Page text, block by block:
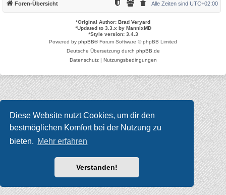
Diese Website nutzt Cookies, um dir den
bestmöglichen Komfort bei der Nutzung zu
bieten. Mehr erfahren
Verstanden!
Foren-Übersicht Alle Zeiten sind UTC+02:00
*Original Author: Brad Veryard
*Updated to 3.3.x by MannixMD
*Style version: 3.4.3
Powered by phpBB® Forum Software © phpBB Limited
Deutsche Übersetzung durch phpBB.de
Datenschutz| Nutzungsbedingungen